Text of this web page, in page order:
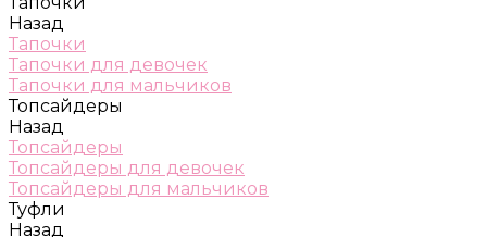
Назад
Тапочки
Тапочки для девочек
Тапочки для мальчиков
Топсайдеры
Назад
Топсайдеры
Топсайдеры для девочек
Топсайдеры для мальчиков
Туфли
Назад